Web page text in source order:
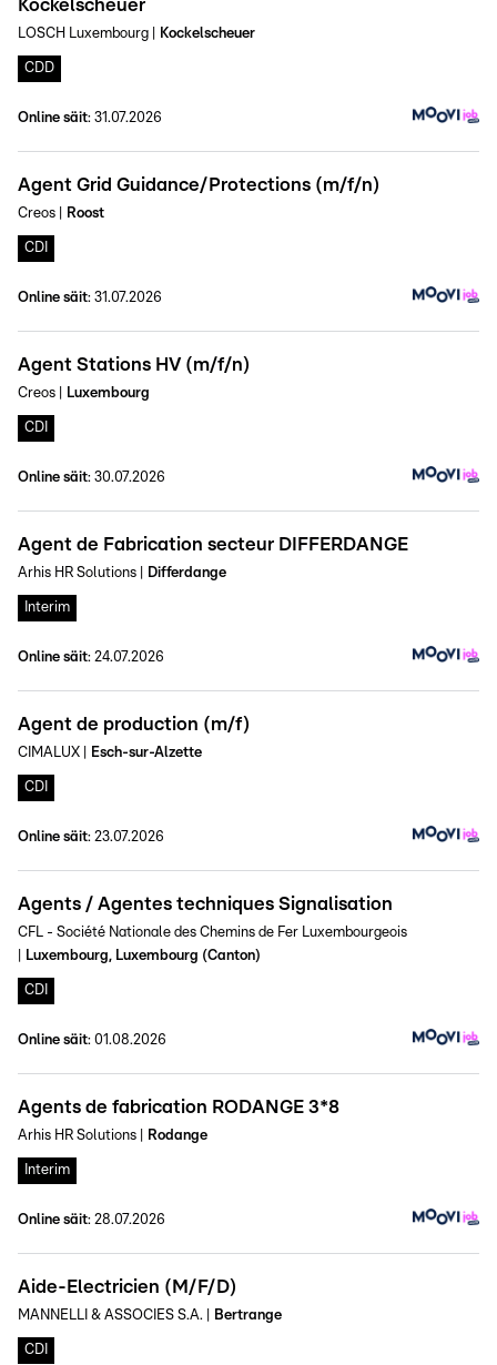
Kockelscheuer
LOSCH Luxembourg Kockelscheuer
CDD
Online säit: 31.07.2026
Agent Grid Guidance/Protections (m/f/n)
Creos Roost
CDI
Online säit: 31.07.2026
Agent Stations HV (m/f/n)
Creos Luxembourg
CDI
Online säit: 30.07.2026
Agent de Fabrication secteur DIFFERDANGE
Arhis HR Solutions Differdange
Interim
Online säit: 24.07.2026
Agent de production (m/f)
CIMALUX Esch-sur-Alzette
CDI
Online säit: 23.07.2026
Agents / Agentes techniques Signalisation
CFL - Société Nationale des Chemins de Fer Luxembourgeois
Luxembourg, Luxembourg (Canton)
CDI
Online säit: 01.08.2026
Agents de fabrication RODANGE 3*8
Arhis HR Solutions Rodange
Interim
Online säit: 28.07.2026
Aide-Electricien (M/F/D)
MANNELLI & ASSOCIES S.A. Bertrange
CDI